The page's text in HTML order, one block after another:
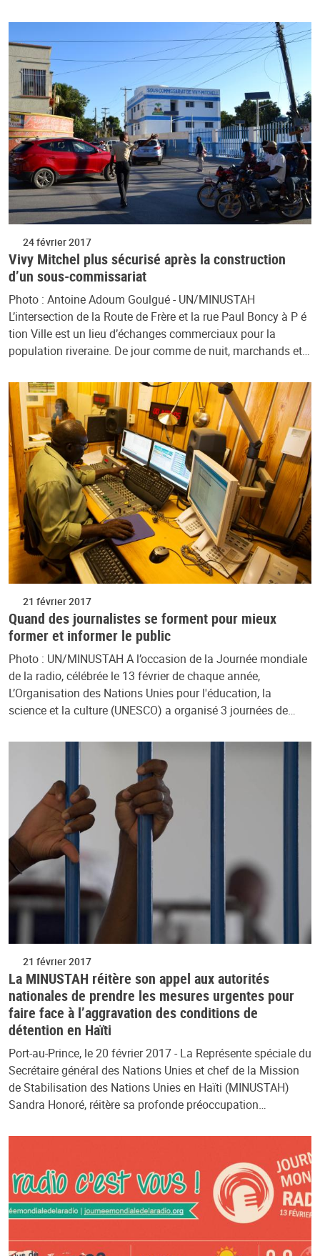
24 février 2017
Vivy Mitchel plus sécurisé après la construction
d’un sous-commissariat
Photo : Antoine Adoum Goulgué - UN/MINUSTAH
L’intersection de la Route de Frère et la rue Paul Boncy à P é
tion Ville est un lieu d’échanges commerciaux pour la
population riveraine. De jour comme de nuit, marchands et…
21 février 2017
Quand des journalistes se forment pour mieux
former et informer le public
Photo : UN/MINUSTAH A l’occasion de la Journée mondiale
de la radio, célébrée le 13 février de chaque année,
L’Organisation des Nations Unies pour l'éducation, la
science et la culture (UNESCO) a organisé 3 journées de…
21 février 2017
La MINUSTAH réitère son appel aux autorités
nationales de prendre les mesures urgentes pour
faire face à l’aggravation des conditions de
détention en Haïti
Port-au-Prince, le 20 février 2017 - La Représente spéciale du
Secrétaire général des Nations Unies et chef de la Mission
de Stabilisation des Nations Unies en Haïti (MINUSTAH)
Sandra Honoré, réitère sa profonde préoccupation…